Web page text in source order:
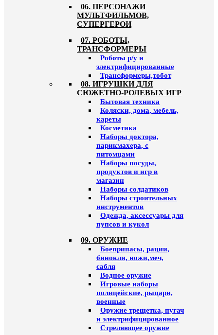
06. ПЕРСОНАЖИ
МУЛЬТФИЛЬМОВ,
СУПЕРГЕРОИ
07. РОБОТЫ,
ТРАНСФОРМЕРЫ
Роботы р/у и
электрифицированные
Трансформеры,тобот
08. ИГРУШКИ ДЛЯ
СЮЖЕТНО-РОЛЕВЫХ ИГР
Бытовая техника
Коляски, дома, мебель,
кареты
Косметика
Наборы доктора,
парикмахера, с
питомцами
Наборы посуды,
продуктов и игр в
магазин
Наборы солдатиков
Наборы строительных
инструментов
Одежда, аксессуары для
пупсов и кукол
09. ОРУЖИЕ
Боеприпасы, рации,
бинокли, ножи,меч,
сабля
Водное оружие
Игровые наборы
полицейские, рыцари,
военные
Оружие трещетка, пугач
и электрифицированное
Стреляющее оружие